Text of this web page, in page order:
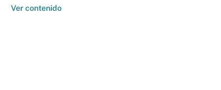
Ver contenido